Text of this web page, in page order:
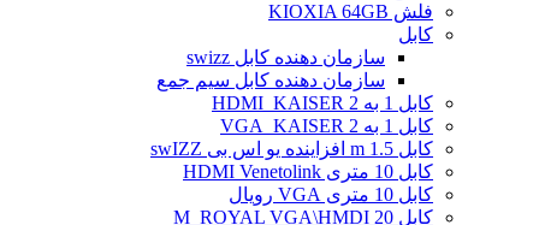
فلش KIOXIA 64GB
کابل
سازمان دهنده کابل swizz
سازمان دهنده کابل سیم جمع
کابل 1 به 2 HDMI_KAISER
کابل 1 به 2 VGA_KAISER
کابل 1.5 m افزاینده یو اس بی swIZZ
کابل 10 متری HDMI Venetolink
کابل 10 متری VGA رویال
کابل 20 M_ROYAL VGA\HMDI